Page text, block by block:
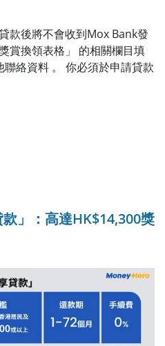
款後將不會收到Mox Bank發
賞換領表格」 的相關欄目填
絡資料 。 你必須於申請貸款
」：高達HK$14,300獎